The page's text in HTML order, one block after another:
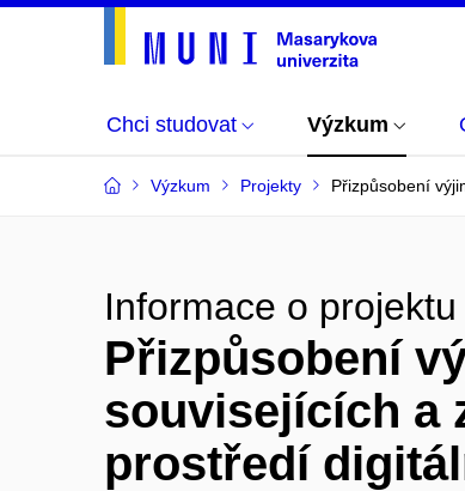
Chci studovat Výzkum
Výzkum Projekty Přizpůsobení
Informace o projektu
Přizpůsobení
souvisejících a
prostředí